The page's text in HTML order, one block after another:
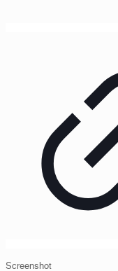
Screenshot